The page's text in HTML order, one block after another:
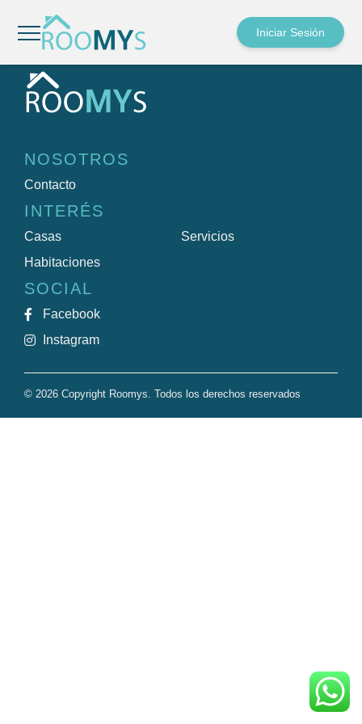
Iniciar Sesión
NOSOTROS
Contacto
INTERÉS
Casas
Habitaciones
Servicios
SOCIAL
Facebook
Instagram
© 2026 Copyright Roomys. Todos los derechos reservados